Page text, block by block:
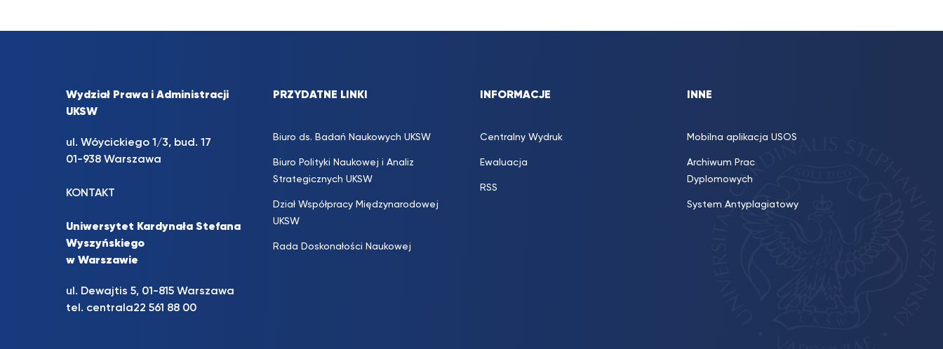
Wydział Prawa i Administracji
UKSW
ul. Wóycickiego 1/3, bud. 17
01-938 Warszawa
KONTAKT
Uniwersytet Kardynała Stefana
Wyszyńskiego
w Warszawie
ul. Dewajtis 5, 01-815 Warszawa
tel. centrala22 561 88 00
PRZYDATNE LINKI
Biuro ds. Badań Naukowych UKSW
Biuro Polityki Naukowej i Analiz
Strategicznych UKSW
Dział Współpracy Międzynarodowej
UKSW
Rada Doskonałości Naukowej
INFORMACJE
Centralny Wydruk
Ewaluacja
RSS
INNE
Mobilna aplikacja USOS
Archiwum Prac
Dyplomowych
System Antyplagiatowy